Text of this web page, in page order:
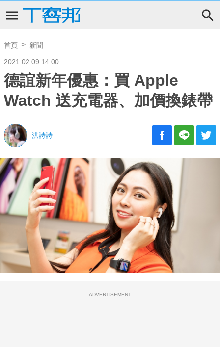
首頁 新聞
2021.02.09 14:00
德誼新年優惠：買 Apple
Watch 送充電器、加價換錶帶
洪詩詩
ADVERTISEMENT